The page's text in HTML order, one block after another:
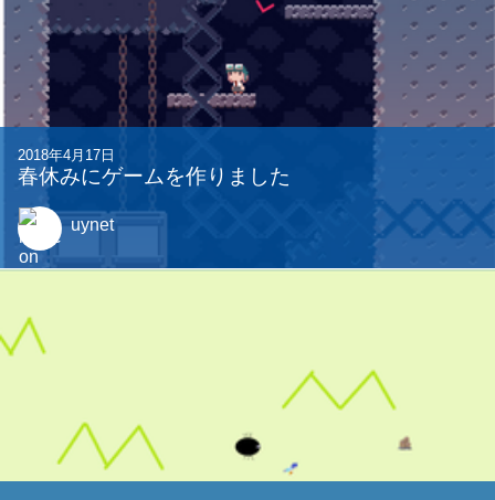
2018年4月17日
春休みにゲームを作りました
uynet